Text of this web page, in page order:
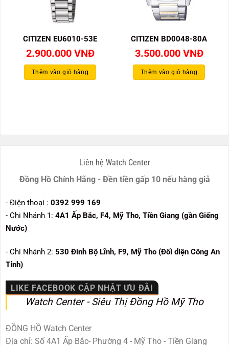
CITIZEN EU6010-53E
2.900.000 VNĐ
Thêm vào giỏ hàng
CITIZEN BD0048-80A
3.500.000 VNĐ
Thêm vào giỏ hàng
Liên hệ Watch Center
Đồng Hồ Chính Hãng - Đền tiền gấp 10 nếu hàng giả
- Điện thoại : 0392 999 169
- Chi Nhánh 1: 4A1 Ấp Bắc, F4, Mỹ Tho, Tiền Giang (gần Giếng
Nước)
- Chi Nhánh 2: 530 Đinh Bộ Lĩnh, F9, Mỹ Tho (Đối diện Công An
Tỉnh)
LIKE FACEBOOK CẬP NHẬT ƯU ĐÃI
Watch Center - Siêu Thị Đồng Hồ Mỹ Tho
ĐỒNG HỒ Watch Center
Địa chỉ: Số 4A1 Ấp Bắc- Phường 4 - Mỹ Tho - Tiền Giang